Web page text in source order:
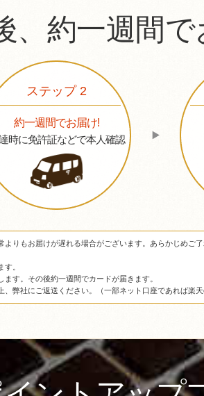
、約一週間で
ステップ 2
約一週間でお届け!
時に免許証などで本人確認
りもお届けが遅れる場合がございます。あらかじめご了
。
す。その後約一週間でカードが届きます。
弊社にご返送ください。（一部ネット口座であれば楽天